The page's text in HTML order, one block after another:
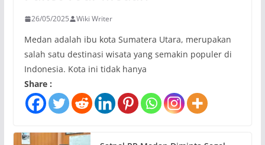
26/05/2025 Wiki Writer
Medan adalah ibu kota Sumatera Utara, merupakan
salah satu destinasi wisata yang semakin populer di
Indonesia. Kota ini tidak hanya
Share :